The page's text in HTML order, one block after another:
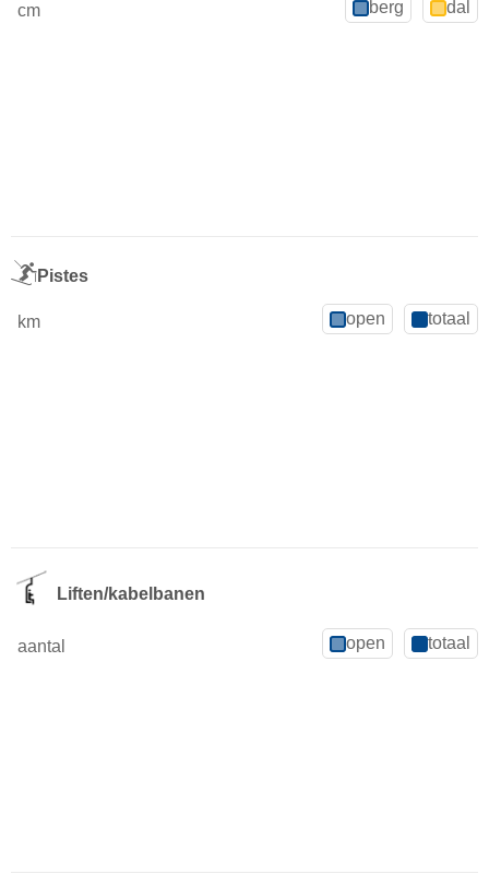
cm berg dal
Pistes
km open totaal
Liften/kabelbanen
aantal open totaal